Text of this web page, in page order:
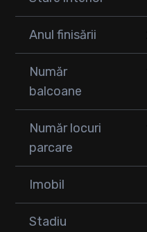
Anul finisării
Număr
balcoane
Număr locuri
parcare
Imobil
Stadiu